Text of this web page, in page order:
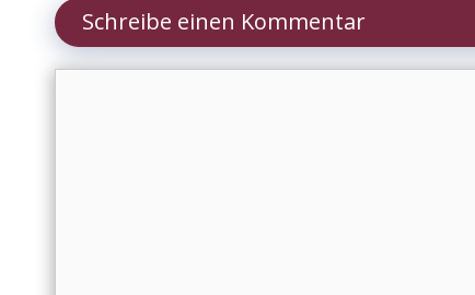
Schreibe einen Kommentar